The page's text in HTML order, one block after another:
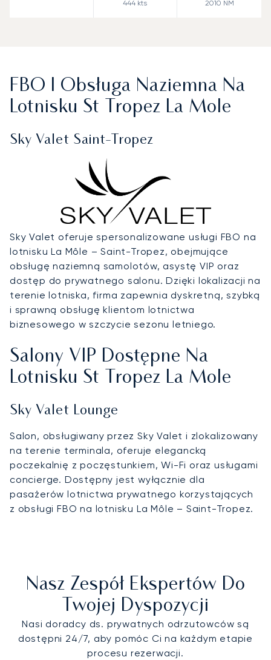
444 kts 2010 NM
FBO I Obsługa Naziemna Na
Lotnisku St Tropez La Mole
Sky Valet Saint-Tropez
Sky Valet oferuje spersonalizowane usługi FBO na
lotnisku La Môle – Saint-Tropez, obejmujące
obsługę naziemną samolotów, asystę VIP oraz
dostęp do prywatnego salonu. Dzięki lokalizacji na
terenie lotniska, firma zapewnia dyskretną, szybką
i sprawną obsługę klientom lotnictwa
biznesowego w szczycie sezonu letniego.
Salony VIP Dostępne Na
Lotnisku St Tropez La Mole
Sky Valet Lounge
Salon, obsługiwany przez Sky Valet i zlokalizowany
na terenie terminala, oferuje elegancką
poczekalnię z poczęstunkiem, Wi-Fi oraz usługami
concierge. Dostępny jest wyłącznie dla
pasażerów lotnictwa prywatnego korzystających
z obsługi FBO na lotnisku La Môle – Saint-Tropez.
Nasz Zespół Ekspertów Do
Twojej Dyspozycji
Nasi doradcy ds. prywatnych odrzutowców są
dostępni 24/7, aby pomóc Ci na każdym etapie
procesu rezerwacji.